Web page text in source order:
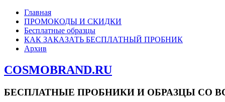
Главная
ПРОМОКОДЫ И СКИДКИ
Бесплатные образцы
КАК ЗАКАЗАТЬ БЕСПЛАТНЫЙ ПРОБНИК
Архив
COSMOBRAND.RU
БЕСПЛАТНЫЕ ПРОБНИКИ И ОБРАЗЦЫ СО